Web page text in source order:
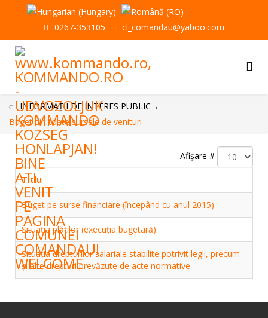
0267-353105 cl_comandau@yahoo.com
INFORMAŢII DE INTERES PUBLIC→
Buget din toate sursele de venituri
Afișare #
Titlu
Buget pe surse financiare (începând cu anul 2015)
Situaţia plăţilor (execuţia bugetară)
Situaţia drepturilor salariale stabilite potrivit legii, precum
şi alte drepturi prevăzute de acte normative